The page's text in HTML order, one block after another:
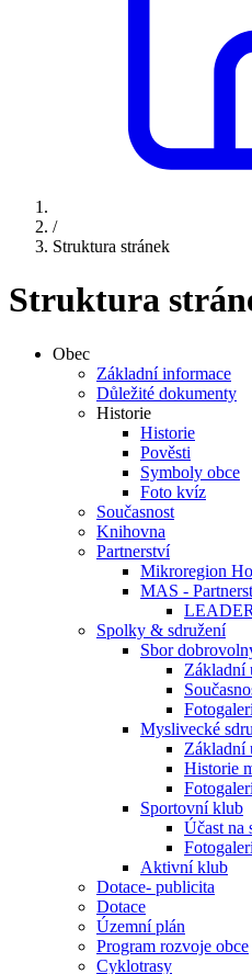
/
Struktura stránek
Struktura
Obec
Základní informace
Důležité dokumenty
Historie
Historie
Pověsti
Symboly obce
Foto kvíz
Současnost
Knihovna
Partnerství
Mikroregion
MAS -
Spolky & sdružení
Sbor
Základní
Myslivecké
Základní
Historie
Sportovní klub
Účast na
Aktivní klub
Dotace- publicita
Dotace
Územní plán
Program rozvoje obce
Cyklotrasy